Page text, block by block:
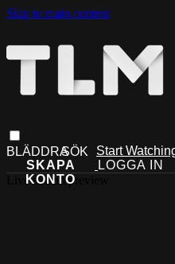
Skip to main content
Start
Live stream preview